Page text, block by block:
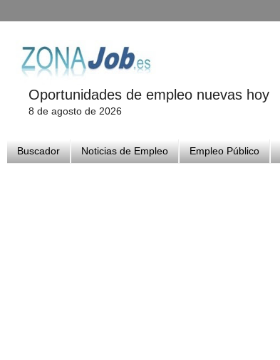
Oportunidades de empleo nuevas hoy
8 de agosto de 2026
Buscador Noticias de Empleo Empleo Público